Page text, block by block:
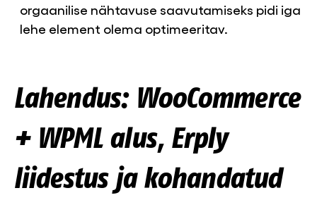
orgaanilise nähtavuse saavutamiseks pidi iga
lehe element olema optimeeritav.
Lahendus: WooCommerce
+ WPML alus, Erply
liidestus ja kohandatud